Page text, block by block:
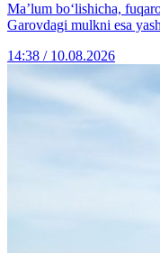
Maʼlum bo‘lishicha,
Garovdagi mulkni esa
14:38 / 10.08.2026